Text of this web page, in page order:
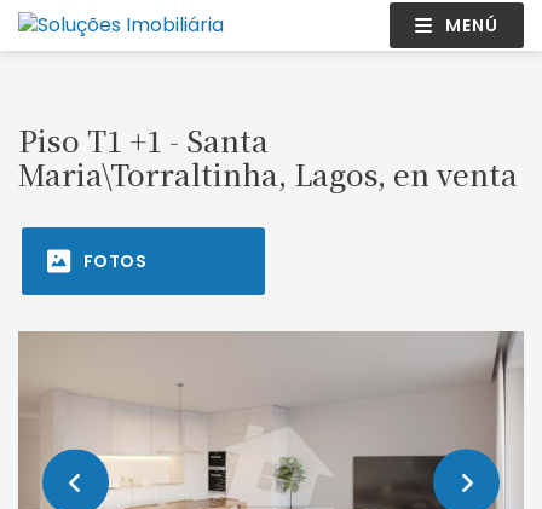
MENÚ
Piso T1 +1 - Santa
Maria\Torraltinha, Lagos, en venta
FOTOS